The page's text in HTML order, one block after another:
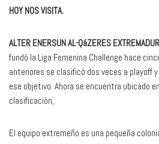
HOY NOS VISITA.
ALTER ENERSUN AL-QáZERES
fundó la Liga Femenina Challenge hace
anteriores se clasificó dos veces a playoff
ese objetivo. Ahora se encuentra ubicado
clasificación,
El equipo extremeño es una pequeña